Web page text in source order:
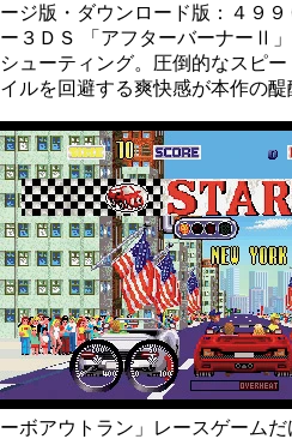
ージ版・ダウンロード版：４９
ー３ＤＳ
「アフターバーナーⅡ
シューティング。圧倒的なスピ
イルを回避する爽快感が本作の醍
ーボアウトラン」レースゲーム